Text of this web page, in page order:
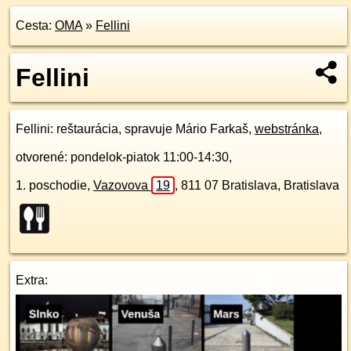
Cesta: OMA» Fellini
Fellini
Fellini: reštaurácia, spravuje Mário Farkaš, webstránka,
otvorené: pondelok-piatok 11:00-14:30,
1. poschodie, Vazovova 19 , 811 07 Bratislava, Bratislava
Extra: